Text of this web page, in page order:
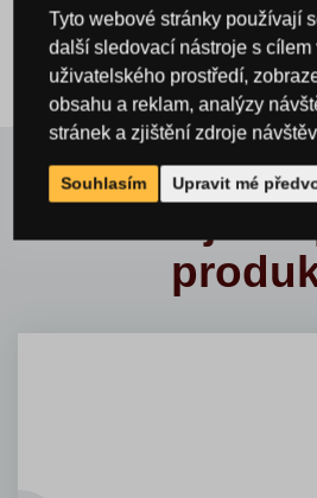
Výška
Tyto webové stránky používají
další sledovací nástroje s cílem
uživatelského prostředí,
obsahu a reklam, analýzy
stránek a zjištění zdroje
Souhlasím Upravit mé